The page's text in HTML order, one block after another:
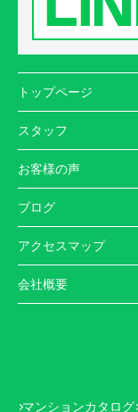
トップページ
スタッフ
お客様の声
ブログ
アクセスマップ
会社概要
マンションカタログ